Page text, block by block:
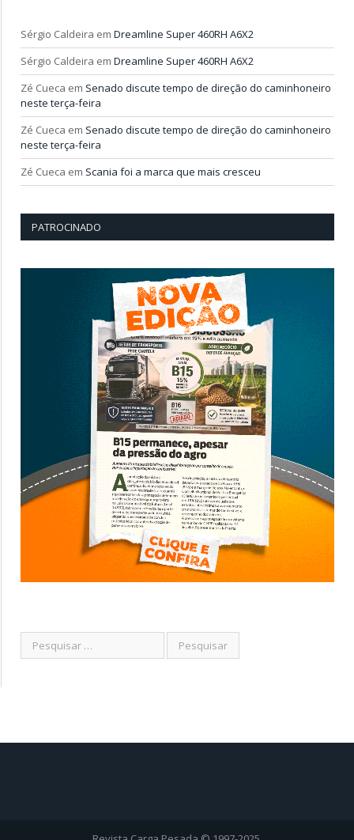
Sérgio Caldeira em Dreamline Super 460RH A6X2
Sérgio Caldeira em Dreamline Super 460RH A6X2
Zé Cueca em Senado discute tempo de direção do caminhoneiro
neste terça-feira
Zé Cueca em Senado discute tempo de direção do caminhoneiro
neste terça-feira
Zé Cueca em Scania foi a marca que mais cresceu
PATROCINADO